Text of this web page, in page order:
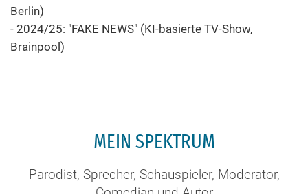
Berlin)
- 2024/25: "FAKE NEWS" (KI-basierte TV-Show,
Brainpool)
MEIN SPEKTRUM
Parodist, Sprecher, Schauspieler, Moderator,